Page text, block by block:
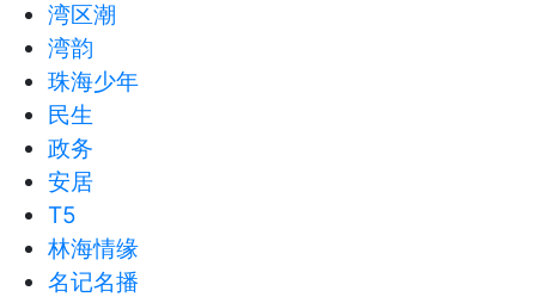
湾区潮
湾韵
珠海少年
民生
政务
安居
T5
林海情缘
名记名播